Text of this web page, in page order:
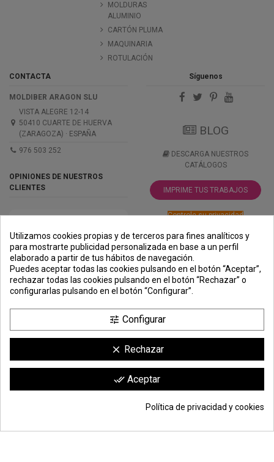
Añadir a la cesta *277,00 €
MOLDURAS
ALUMINIO
CARTÓN PLUMA
MAQUINARIA
ROTULACIÓN
CONTACTA
MOLDIBER ARAGON SLU
VISTA ALEGRE 12-14
50410 CUARTE DE HUERVA
(ZARAGOZA) · ESPAÑA
976 503 252
OPINIONES DE NUESTROS
CLIENTES
Síguenos
BLOG
DESCARGA NUESTROS
CATÁLOGOS
IMPRIME TUS TRABAJOS
Controle su privacidad
PREMIOS
METODOS
DE PAGO
ENVÍO
COMERCIO
SEGURO
clic aquí para mostrar el certificado.
Utilizamos cookies propias y de terceros para fines analíticos y
para mostrarte publicidad personalizada en base a un perfil
elaborado a partir de tus hábitos de navegación.
Puedes aceptar todas las cookies pulsando en el botón “Aceptar”,
rechazar todas las cookies pulsando en el botón “Rechazar” o
configurarlas pulsando en el botón “Configurar”.
tune Configurar
clear Rechazar
done_all Aceptar
Política de privacidad y cookies